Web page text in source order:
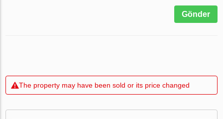
Gönder
The property may have been sold or its price changed